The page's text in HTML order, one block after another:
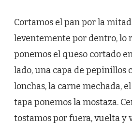
Cortamos el pan por la
leventemente por dentro, lo
ponemos el queso cortado
lado, una capa de pepinillos
lonchas, la carne mechada,
tapa ponemos la mostaza.
tostamos por fuera, vuelta y